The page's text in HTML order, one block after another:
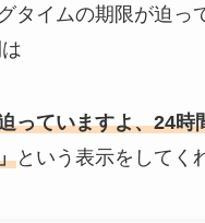
タイムの期限が迫っ
っていますよ、24時
という表示をしてく